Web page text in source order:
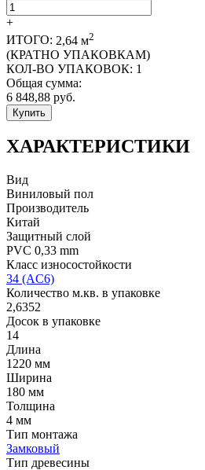
+
ИТОГО: 2,64 м2
(КРАТНО УПАКОВКАМ)
КОЛ-ВО УПАКОВОК: 1
Общая сумма:
6 848,88 руб.
Купить
ХАРАКТЕРИСТИКИ
Вид
Виниловый пол
Производитель
Китай
Защитный слой
PVC 0,33 mm
Класс износостойкости
34 (AC6)
Количество м.кв. в упаковке
2,6352
Досок в упаковке
14
Длина
1220 мм
Ширина
180 мм
Толщина
4 мм
Тип монтажа
Замковый
Тип древесины